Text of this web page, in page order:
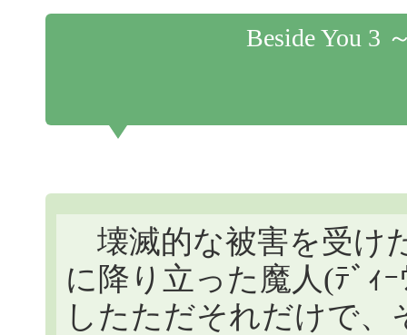
Beside You 3
壊滅的な被害を受け
に降り立った魔人(ﾃﾞｨ
したただそれだけで